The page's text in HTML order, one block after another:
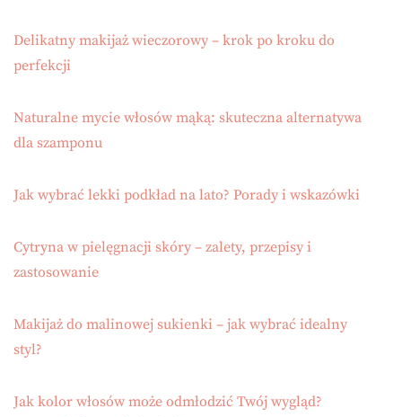
Delikatny makijaż wieczorowy – krok po kroku do
perfekcji
Naturalne mycie włosów mąką: skuteczna alternatywa
dla szamponu
Jak wybrać lekki podkład na lato? Porady i wskazówki
Cytryna w pielęgnacji skóry – zalety, przepisy i
zastosowanie
Makijaż do malinowej sukienki – jak wybrać idealny
styl?
Jak kolor włosów może odmłodzić Twój wygląd?